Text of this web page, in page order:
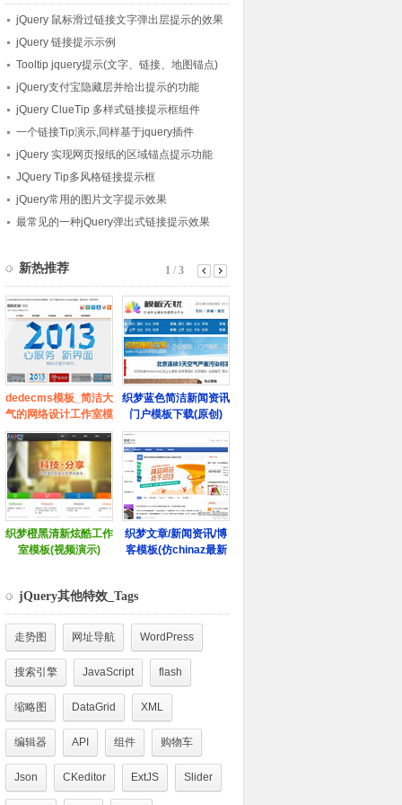
jQuery 鼠标滑过链接文字弹出层提示的效果
jQuery 链接提示示例
Tooltip jquery提示(文字、链接、地图锚点)
jQuery支付宝隐藏层并给出提示的功能
jQuery ClueTip 多样式链接提示框组件
一个链接Tip演示,同样基于jquery插件
jQuery 实现网页报纸的区域锚点提示功能
JQuery Tip多风格链接提示框
jQuery常用的图片文字提示效果
最常见的一种jQuery弹出式链接提示效果
jQuery其他特效_Tags
走势图 网址导航 WordPress
搜索引擎 JavaScript flash
缩略图 DataGrid XML
编辑器 API 组件 购物车
Json CKeditor ExtJS Slider